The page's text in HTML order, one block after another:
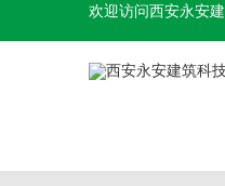
欢迎访问西安永安